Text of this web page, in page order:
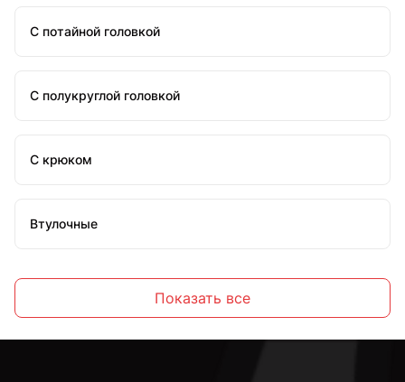
С потайной головкой
С полукруглой головкой
С крюком
Втулочные
Показать все